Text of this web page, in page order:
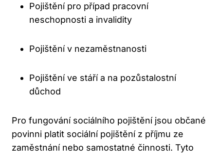
Pojištění pro případ pracovní
neschopnosti a invalidity
Pojištění v nezaměstnanosti
Pojištění ve stáří a na pozůstalostní
důchod
Pro fungování sociálního pojištění jsou občané
povinni platit sociální pojištění z příjmu ze
zaměstnání nebo samostatné činnosti. Tyto